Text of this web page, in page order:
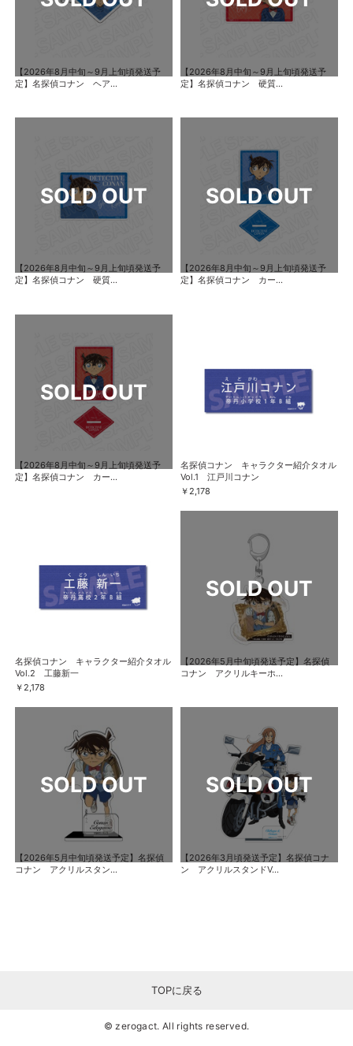
【2026年8月中旬～9月上旬頃発送予
定】名探偵コナン ヘア...
【2026年8月中旬～9月上旬頃発送予
定】名探偵コナン 硬質...
【2026年8月中旬～9月上旬頃発送予
定】名探偵コナン 硬質...
【2026年8月中旬～9月上旬頃発送予
定】名探偵コナン カー...
【2026年8月中旬～9月上旬頃発送予
定】名探偵コナン カー...
名探偵コナン キャラクター紹介タオル
Vol.1 江戸川コナン
￥2,178
名探偵コナン キャラクター紹介タオル
Vol.2 工藤新一
￥2,178
【2026年5月中旬頃発送予定】名探偵
コナン アクリルキーホ...
【2026年5月中旬頃発送予定】名探偵
コナン アクリルスタン...
【2026年3月頃発送予定】名探偵コナ
ン アクリルスタンドV...
TOPに戻る
© zerogact. All rights reserved.